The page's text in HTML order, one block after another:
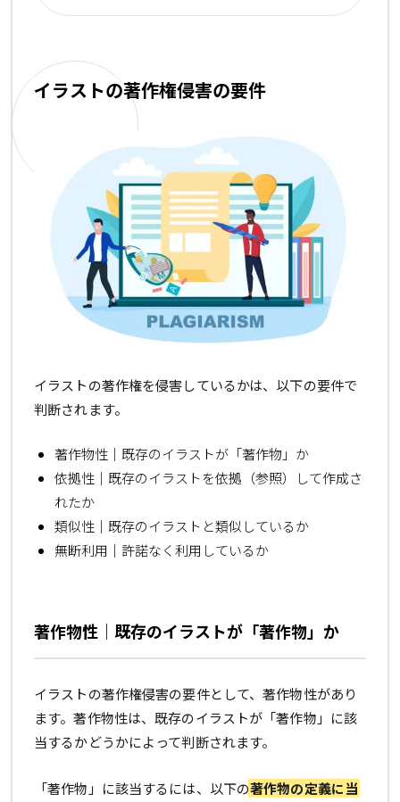
イラストの著作権侵害の要件
イラストの著作権を侵害しているかは、以下の要件で
判断されます。
著作物性｜既存のイラストが「著作物」か
依拠性｜既存のイラストを依拠（参照）して作成さ
れたか
類似性｜既存のイラストと類似しているか
無断利用｜許諾なく利用しているか
著作物性｜既存のイラストが「著作物」か
イラストの著作権侵害の要件として、著作物性があり
ます。著作物性は、既存のイラストが「著作物」に該
当するかどうかによって判断されます。
「著作物」に該当するには、以下の著作物の定義に当